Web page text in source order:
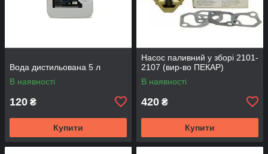
Вода дистильована 5 л
В наявності
120 ₴
Купити
Насос паливний у зборі 2101-
2107 (вир-во ПЕКАР)
В наявності
420 ₴
Купити